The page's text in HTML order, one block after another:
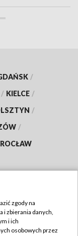
/
/ KIELCE /
/
/
zgody na
i zbierania danych,
i ich
osobowych przez